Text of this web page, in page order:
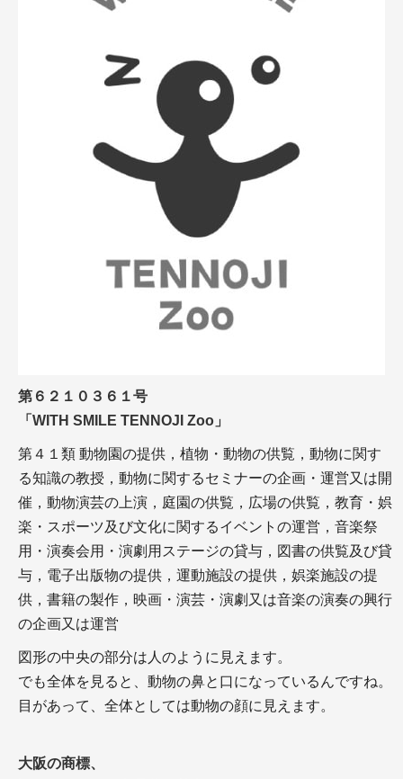
第６２１０３６１号
「WITH SMILE TENNOJI Zoo」
第４１類 動物園の提供，植物・動物の供覧，動物に関す
る知識の教授，動物に関するセミナーの企画・運営又は開
催，動物演芸の上演，庭園の供覧，広場の供覧，教育・娯
楽・スポーツ及び文化に関するイベントの運営，音楽祭
用・演奏会用・演劇用ステージの貸与，図書の供覧及び貸
与，電子出版物の提供，運動施設の提供，娯楽施設の提
供，書籍の製作，映画・演芸・演劇又は音楽の演奏の興行
の企画又は運営
図形の中央の部分は人のように見えます。
でも全体を見ると、動物の鼻と口になっているんですね。
目があって、全体としては動物の顔に見えます。
大阪の商標、